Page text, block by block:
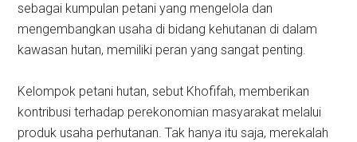
sebagai kumpulan petani yang mengelola dan
mengembangkan usaha di bidang kehutanan di dalam
kawasan hutan, memiliki peran yang sangat penting.
Kelompok petani hutan, sebut Khofifah, memberikan
kontribusi terhadap perekonomian masyarakat melalui
produk usaha perhutanan. Tak hanya itu saja, merekalah